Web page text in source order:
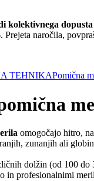
dopusta
Prejeta naročila,
TEHNIKAPomična
omogočajo hitro,
zunanjih ali
dolžin (od 100 do
in profesionalnimi